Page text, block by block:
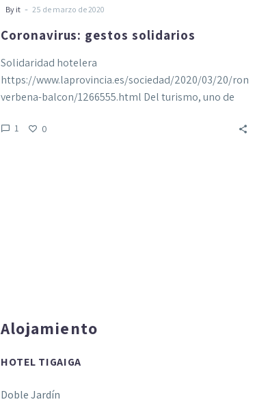
By it - 25 de marzo de 2020
Coronavirus: gestos solidarios
Solidaridad hotelera
https://www.laprovincia.es/sociedad/2020/03/20/roma-
verbena-balcon/1266555.html Del turismo, uno de
ha partido una de…
1 0
Alojamiento
HOTEL TIGAIGA
Doble Jardín